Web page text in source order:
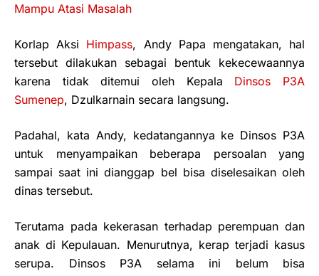
Mampu Atasi Masalah
Korlap Aksi Himpass, Andy Papa mengatakan, hal
tersebut dilakukan sebagai bentuk kekecewaannya
karena tidak ditemui oleh Kepala Dinsos P3A
Sumenep, Dzulkarnain secara langsung.
Padahal, kata Andy, kedatangannya ke Dinsos P3A
untuk menyampaikan beberapa persoalan yang
sampai saat ini dianggap bel bisa diselesaikan oleh
dinas tersebut.
Terutama pada kekerasan terhadap perempuan dan
anak di Kepulauan. Menurutnya, kerap terjadi kasus
serupa. Dinsos P3A selama ini belum bisa